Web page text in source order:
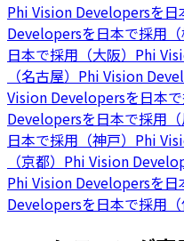
Phi Vision Developersを日
Developersを日本で採用（
日本で採用（大阪） Phi
（名古屋） Phi Vision
Vision Developersを日本で
Developersを日本で採用（
日本で採用（神戸） Phi
（京都） Phi Vision
Phi Vision Developersを日
Developersを日本で採用（